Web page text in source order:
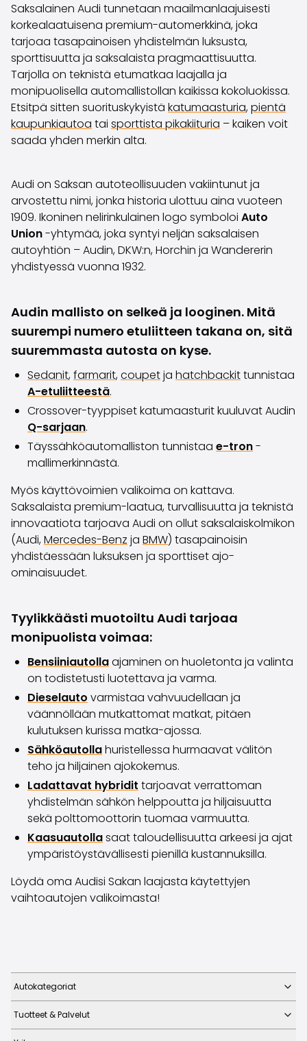
Rahoitus
Kotiintoimitus
SakaVarma hyötyajoneuvoille
Varusteet autoosi
Vetokoukut
Renkaat autoon
Auton ostaminen etänä
Saka Select
Uutiset ja kampanjat
Yritys
Saka Finland Oy
Hallinto
Ostotiimi
Yhteydenotto
Rekrytointi
Kokemuksia Sakasta
Reklamaatiot
Saksalainen Audi tunnetaan maailmanlaajuisesti
korkealaatuisena premium-automerkkinä, joka
tarjoaa tasapainoisen yhdistelmän luksusta,
sporttisuutta ja saksalaista pragmaattisuutta.
Tarjolla on teknistä etumatkaa laajalla ja
monipuolisella automallistollan kaikissa kokoluokissa.
Etsitpä sitten suorituskykyistä katumaasturia,pientä
kaupunkiautoa tai sporttista pikakiituria – kaiken voit
saada yhden merkin alta.
Audi on Saksan autoteollisuuden vakiintunut ja
arvostettu nimi, jonka historia ulottuu aina vuoteen
1909. Ikoninen nelirinkulainen logo symboloi Auto
Union-yhtymää, joka syntyi neljän saksalaisen
autoyhtiön – Audin, DKW:n, Horchin ja Wandererin
yhdistyessä vuonna 1932.
Audin mallisto on selkeä ja looginen. Mitä
suurempi numero etuliitteen takana on, sitä
suuremmasta autosta on kyse.
Sedanit,farmarit,coupetja hatchbackittunnistaa
A-etuliitteestä.
Crossover-tyyppiset katumaasturit kuuluvat Audin
Q-sarjaan.
Täyssähköautomalliston tunnistaa e-tron-
mallimerkinnästä.
Myös käyttövoimien valikoima on kattava.
Saksalaista premium-laatua, turvallisuutta ja teknistä
innovaatiota tarjoava Audi on ollut saksalaiskolmikon
(Audi,Mercedes-Benz ja BMW) tasapainoisin
yhdistäessään luksuksen ja sporttiset ajo-
ominaisuudet.
Tyylikkäästi muotoiltu Audi tarjoaa
monipuolista voimaa:
Bensiiniautollaajaminen on huoletonta ja valinta
on todistetusti luotettava ja varma.
Dieselauto varmistaa vahvuudellaan ja
väännöllään mutkattomat matkat, pitäen
kulutuksen kurissa matka-ajossa.
Sähköautollahuristellessa hurmaavat välitön
teho ja hiljainen ajokokemus.
Ladattavat hybridit tarjoavat verrattoman
yhdistelmän sähkön helppoutta ja hiljaisuutta
sekä polttomoottorin tuomaa varmuutta.
Kaasuautollasaat taloudellisuutta arkeesi ja ajat
ympäristöystävällisesti pienillä kustannuksilla.
Löydä oma Audisi Sakan laajasta käytettyjen
vaihtoautojen valikoimasta!
Autokategoriat
Tuotteet & Palvelut